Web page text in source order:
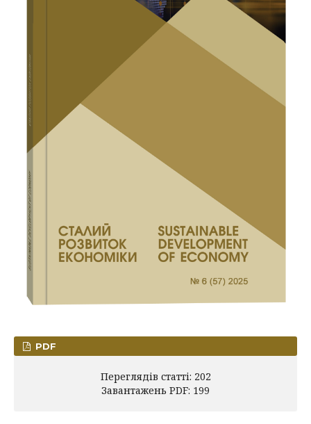
PDF
Переглядів статті: 202
Завантажень PDF: 199